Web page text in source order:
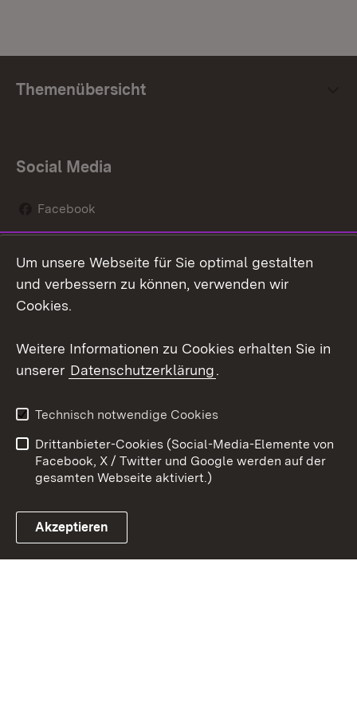
Themenübersicht
Social Media
Facebook
Social Wall
Youtube
Link zum Landesportal
Kontakt
Datenschutz
Barrierefreiheit
Impressum Cookies
Um unsere Webseite für Sie optimal gestalten
und verbessern zu können, verwenden wir
Cookies.
Weitere Informationen zu Cookies erhalten Sie in
unserer Datenschutzerklärung.
Technisch notwendige Cookies
Drittanbieter-Cookies (Social-Media-Elemente von
Facebook, X / Twitter und Google werden auf der
gesamten Webseite aktiviert.)
Akzeptieren